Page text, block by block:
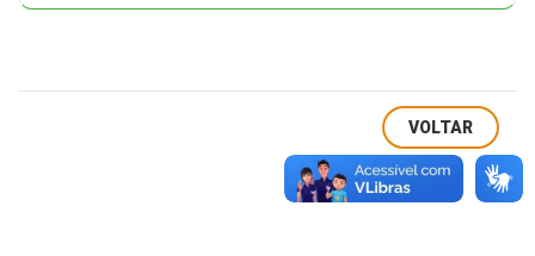
VOLTAR